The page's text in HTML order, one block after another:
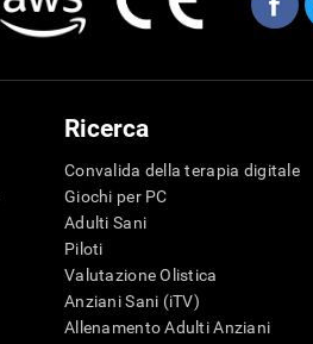
Ricerca
Convalida della terapia digitale
Giochi per PC
Adulti Sani
Piloti
Valutazione Olistica
Anziani Sani (iTV)
Allenamento Adulti Anziani